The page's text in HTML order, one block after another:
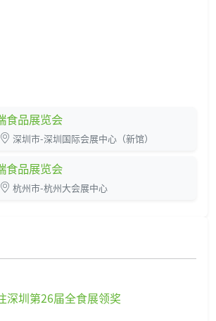
食品展览会
深圳市-深圳国际会展中心（新馆）
食品展览会
杭州市-杭州大会展中心
深圳第26届全食展领奖